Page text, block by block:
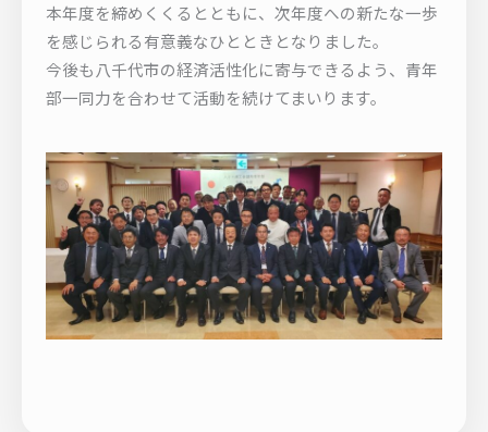
本年度を締めくくるとともに、次年度への新たな一歩
を感じられる有意義なひとときとなりました。
今後も八千代市の経済活性化に寄与できるよう、青年
部一同力を合わせて活動を続けてまいります。